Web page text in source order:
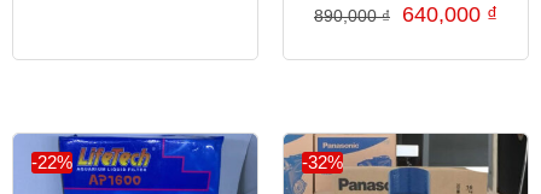
hạng
890,000₫ 640,000 ₫
-22% -32%